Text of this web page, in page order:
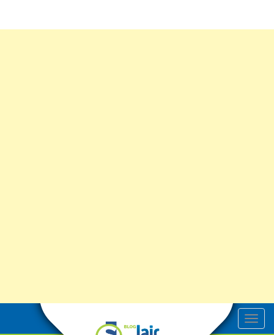
T
o